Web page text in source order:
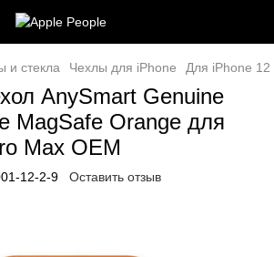
и стекла Чехлы для iPhone Для iPhone 12
AnySmart Genuine
MagSafe Orange для
Max ОЕМ
12-2-9 Оставить отзыв